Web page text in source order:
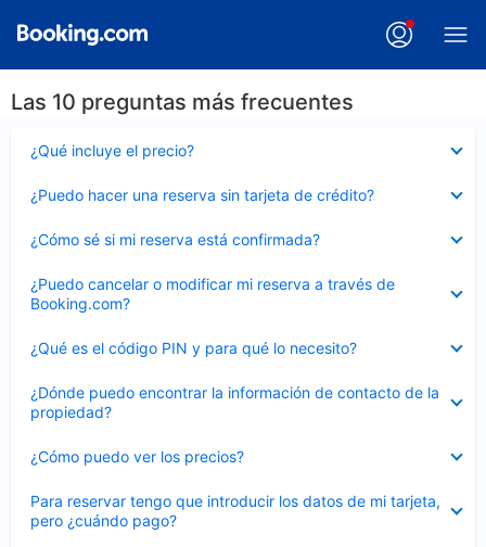
Las 10 preguntas más frecuentes
¿Qué incluye el precio?
cerrado
¿Puedo hacer una reserva sin tarjeta de crédito?
cerrado
¿Cómo sé si mi reserva está confirmada?
cerrado
¿Puedo cancelar o modificar mi reserva a través de
Booking.com?
cerrado
¿Qué es el código PIN y para qué lo necesito?
cerrado
¿Dónde puedo encontrar la información de contacto de la
propiedad?
cerrado
¿Cómo puedo ver los precios?
cerrado
Para reservar tengo que introducir los datos de mi tarjeta,
pero ¿cuándo pago?
cerrado